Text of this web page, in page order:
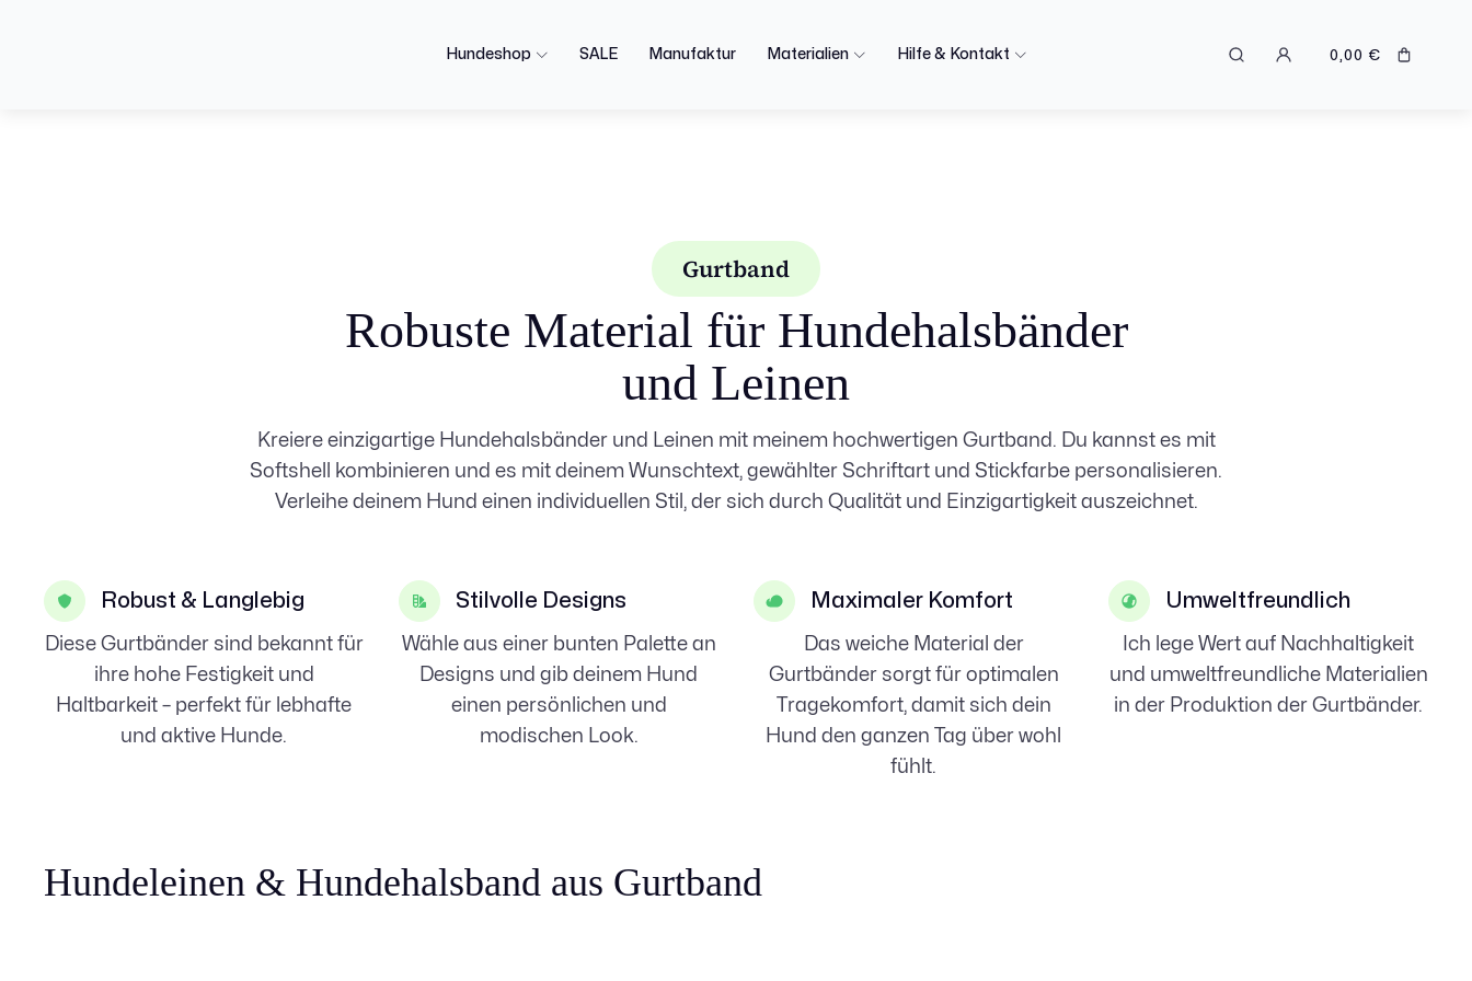
Hundeshop SALE Manufaktur Materialien Hilfe & Kontakt 0,00 €
Gurtband
Robuste Material für Hundehalsbänder
und Leinen
Kreiere einzigartige Hundehalsbänder und Leinen mit meinem hochwertigen Gurtband. Du kannst es mit
Softshell kombinieren und es mit deinem Wunschtext, gewählter Schriftart und Stickfarbe personalisieren.
Verleihe deinem Hund einen individuellen Stil, der sich durch Qualität und Einzigartigkeit auszeichnet.
Robust & Langlebig
Diese Gurtbänder sind bekannt für
ihre hohe Festigkeit und
Haltbarkeit – perfekt für lebhafte
und aktive Hunde.
Stilvolle Designs
Wähle aus einer bunten Palette an
Designs und gib deinem Hund
einen persönlichen und
modischen Look.
Maximaler Komfort
Das weiche Material der
Gurtbänder sorgt für optimalen
Tragekomfort, damit sich dein
Hund den ganzen Tag über wohl
fühlt.
Umweltfreundlich
Ich lege Wert auf Nachhaltigkeit
und umweltfreundliche Materialien
in der Produktion der Gurtbänder.
Hundeleinen & Hundehalsband aus Gurtband